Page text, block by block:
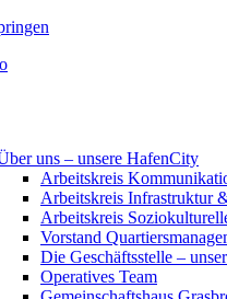
uns – unsere HafenCity
Arbeitskreis
Arbeitskreis Infrastruktur
Arbeitskreis
Vorstand
Die Geschäftsstelle –
Operatives Team